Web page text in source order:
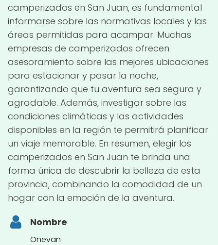
camperizados en San Juan, es fundamental
informarse sobre las normativas locales y las
áreas permitidas para acampar. Muchas
empresas de camperizados ofrecen
asesoramiento sobre las mejores ubicaciones
para estacionar y pasar la noche,
garantizando que tu aventura sea segura y
agradable. Además, investigar sobre las
condiciones climáticas y las actividades
disponibles en la región te permitirá planificar
un viaje memorable. En resumen, elegir los
camperizados en San Juan te brinda una
forma única de descubrir la belleza de esta
provincia, combinando la comodidad de un
hogar con la emoción de la aventura.
Nombre
Onevan